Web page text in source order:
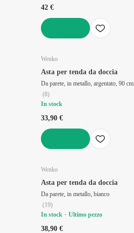
42 €
Wenko
Asta per tenda da doccia
Da parete, in metallo, argentato, 90 cm
(8)
In stock
33,90 €
Wenko
Asta per tenda da doccia
Da parete, in metallo, bianco
(19)
In stock
Ultimo pezzo
38,90 €